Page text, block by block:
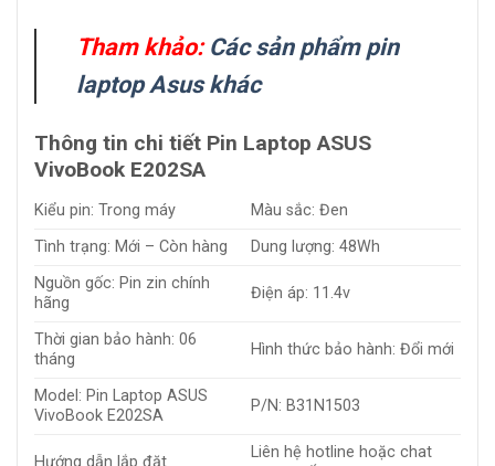
Tham khảo: Các sản phẩm pin
laptop Asus khác
Thông tin chi tiết Pin Laptop ASUS
VivoBook E202SA
Kiểu pin: Trong máy
Màu sắc: Đen
Tình trạng: Mới – Còn hàng
Dung lượng: 48Wh
Nguồn gốc: Pin zin chính
hãng
Điện áp: 11.4v
Thời gian bảo hành: 06
tháng
Hình thức bảo hành: Đổi mới
Model: Pin Laptop ASUS
VivoBook E202SA
P/N: B31N1503
Liên hệ hotline hoặc chat